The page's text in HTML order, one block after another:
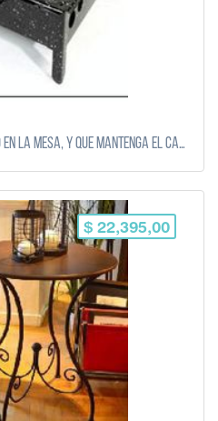
Brasero para poner el asado en la mesa, y que mantenga el calor.
$ 22,395,00